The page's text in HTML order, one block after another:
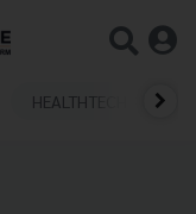
HEALTHTECH